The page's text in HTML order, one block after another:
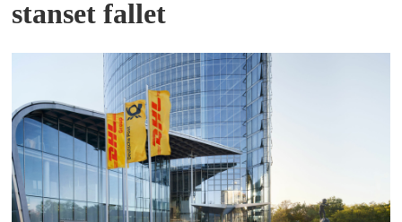
stanset fallet